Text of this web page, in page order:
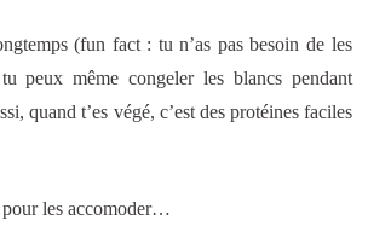
(fun fact : tu n’as pas besoin de les
peux même congeler les blancs pendant
quand t’es végé, c’est des protéines faciles
pour les accomoder…